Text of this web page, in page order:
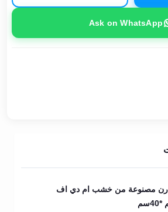
Ask on WhatsApp
مصنوعة من خشب ام دي اف